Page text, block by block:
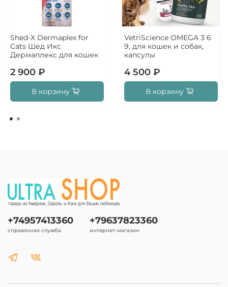
Shed-X Dermaplex for
Cats Шед Икс
Дермаплекс для кошек
2 900 ₽
В корзину
VetriScience OMEGA 3 6
9, для кошек и собак,
капсулы
4 500 ₽
В корзину
+74957413360
справочная служба
+79637823360
интернет-магазин